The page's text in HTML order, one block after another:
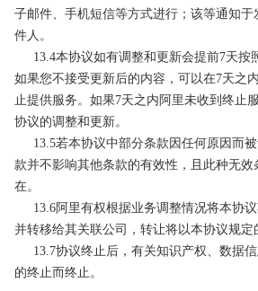
子邮件、手机短信等方式进行；该等通知于
件人。
13.4本协议如有调整和更新会提前7天按
如果您不接受更新后的内容，可以在7天之
止提供服务。如果7天之内阿里未收到终止
协议的调整和更新。
13.5若本协议中部分条款因任何原因而被
款并不影响其他条款的有效性，且此种无
在。
13.6阿里有权根据业务调整情况将本协
并转移给其关联公司，转让将以本协议规定
13.7协议终止后，有关知识产权、数据信
的终止而终止。